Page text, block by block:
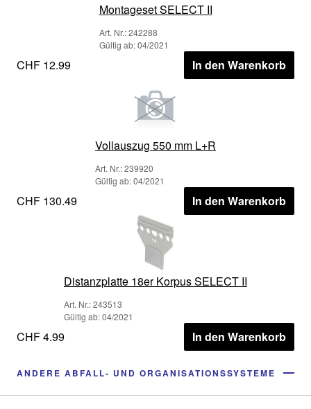
Montageset SELECT II
Art. Nr.: 242288
Gültig ab: 04/2021
CHF 12.99 In den Warenkorb
Vollauszug 550 mm L+R
Art. Nr.: 239920
Gültig ab: 04/2021
CHF 130.49 In den Warenkorb
Distanzplatte 18er Korpus SELECT II
Art. Nr.: 243513
Gültig ab: 04/2021
CHF 4.99 In den Warenkorb
ANDERE ABFALL- UND ORGANISATIONSSYSTEME